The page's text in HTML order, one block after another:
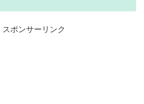
スポンサーリンク